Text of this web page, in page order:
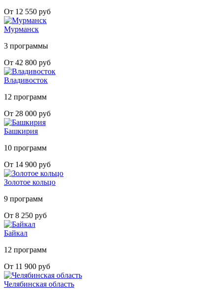
От 12 550 руб
Мурманск
3 программы
От 42 800 руб
Владивосток
12 программ
От 28 000 руб
Башкирия
10 программ
От 14 900 руб
Золотое кольцо
9 программ
От 8 250 руб
Байкал
12 программ
От 11 900 руб
Челябинская область